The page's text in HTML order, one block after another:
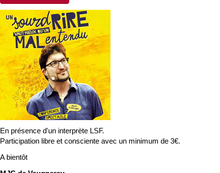
En présence d'un interprète LSF.
Participation libre et consciente avec un minimum de 3€.
A bientôt